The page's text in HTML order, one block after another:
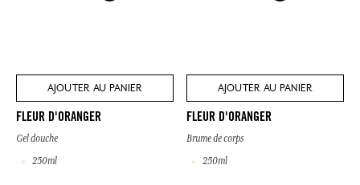
AJOUTER AU PANIER
FLEUR D'ORANGER
Gel douche
250ml
AJOUTER AU PANIER
FLEUR D'ORANGER
Brume de corps
250ml